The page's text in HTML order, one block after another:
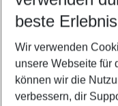
2 Erwachsene
beste
Wir verwenden
unsere Webseite für
können wir die
verbessern, dir